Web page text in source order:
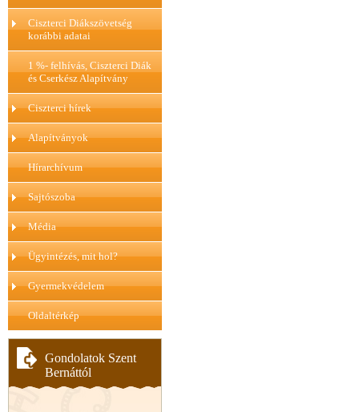
Ciszterci Diákszövetség
korábbi adatai
1 %- felhívás, Ciszterci Diák
és Cserkész Alapítvány
Ciszterci hírek
Alapítványok
Hírarchívum
Sajtószoba
Média
Ügyintézés, mit hol?
Gyermekvédelem
Oldaltérkép
Gondolatok Szent
Bernáttól